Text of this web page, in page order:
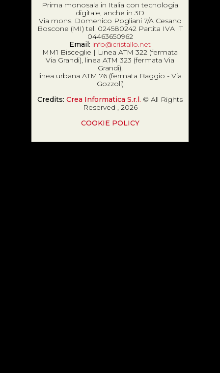
Prima monosala in Italia con tecnologia
digitale, anche in 3D
Via mons. Domenico Pogliani 7/A Cesano
Boscone (MI) tel. 024580242 Partita IVA IT
04463650962
Email: info@cristallo.net
MM1 Bisceglie | Linea ATM 322 (fermata
Via Grandi), linea ATM 323 (fermata Via
Grandi),
linea urbana ATM 76 (fermata Baggio - Via
Gozzoli)
Credits: Crea Informatica S.r.l. © All Rights
Reserved , 2026
COOKIE POLICY